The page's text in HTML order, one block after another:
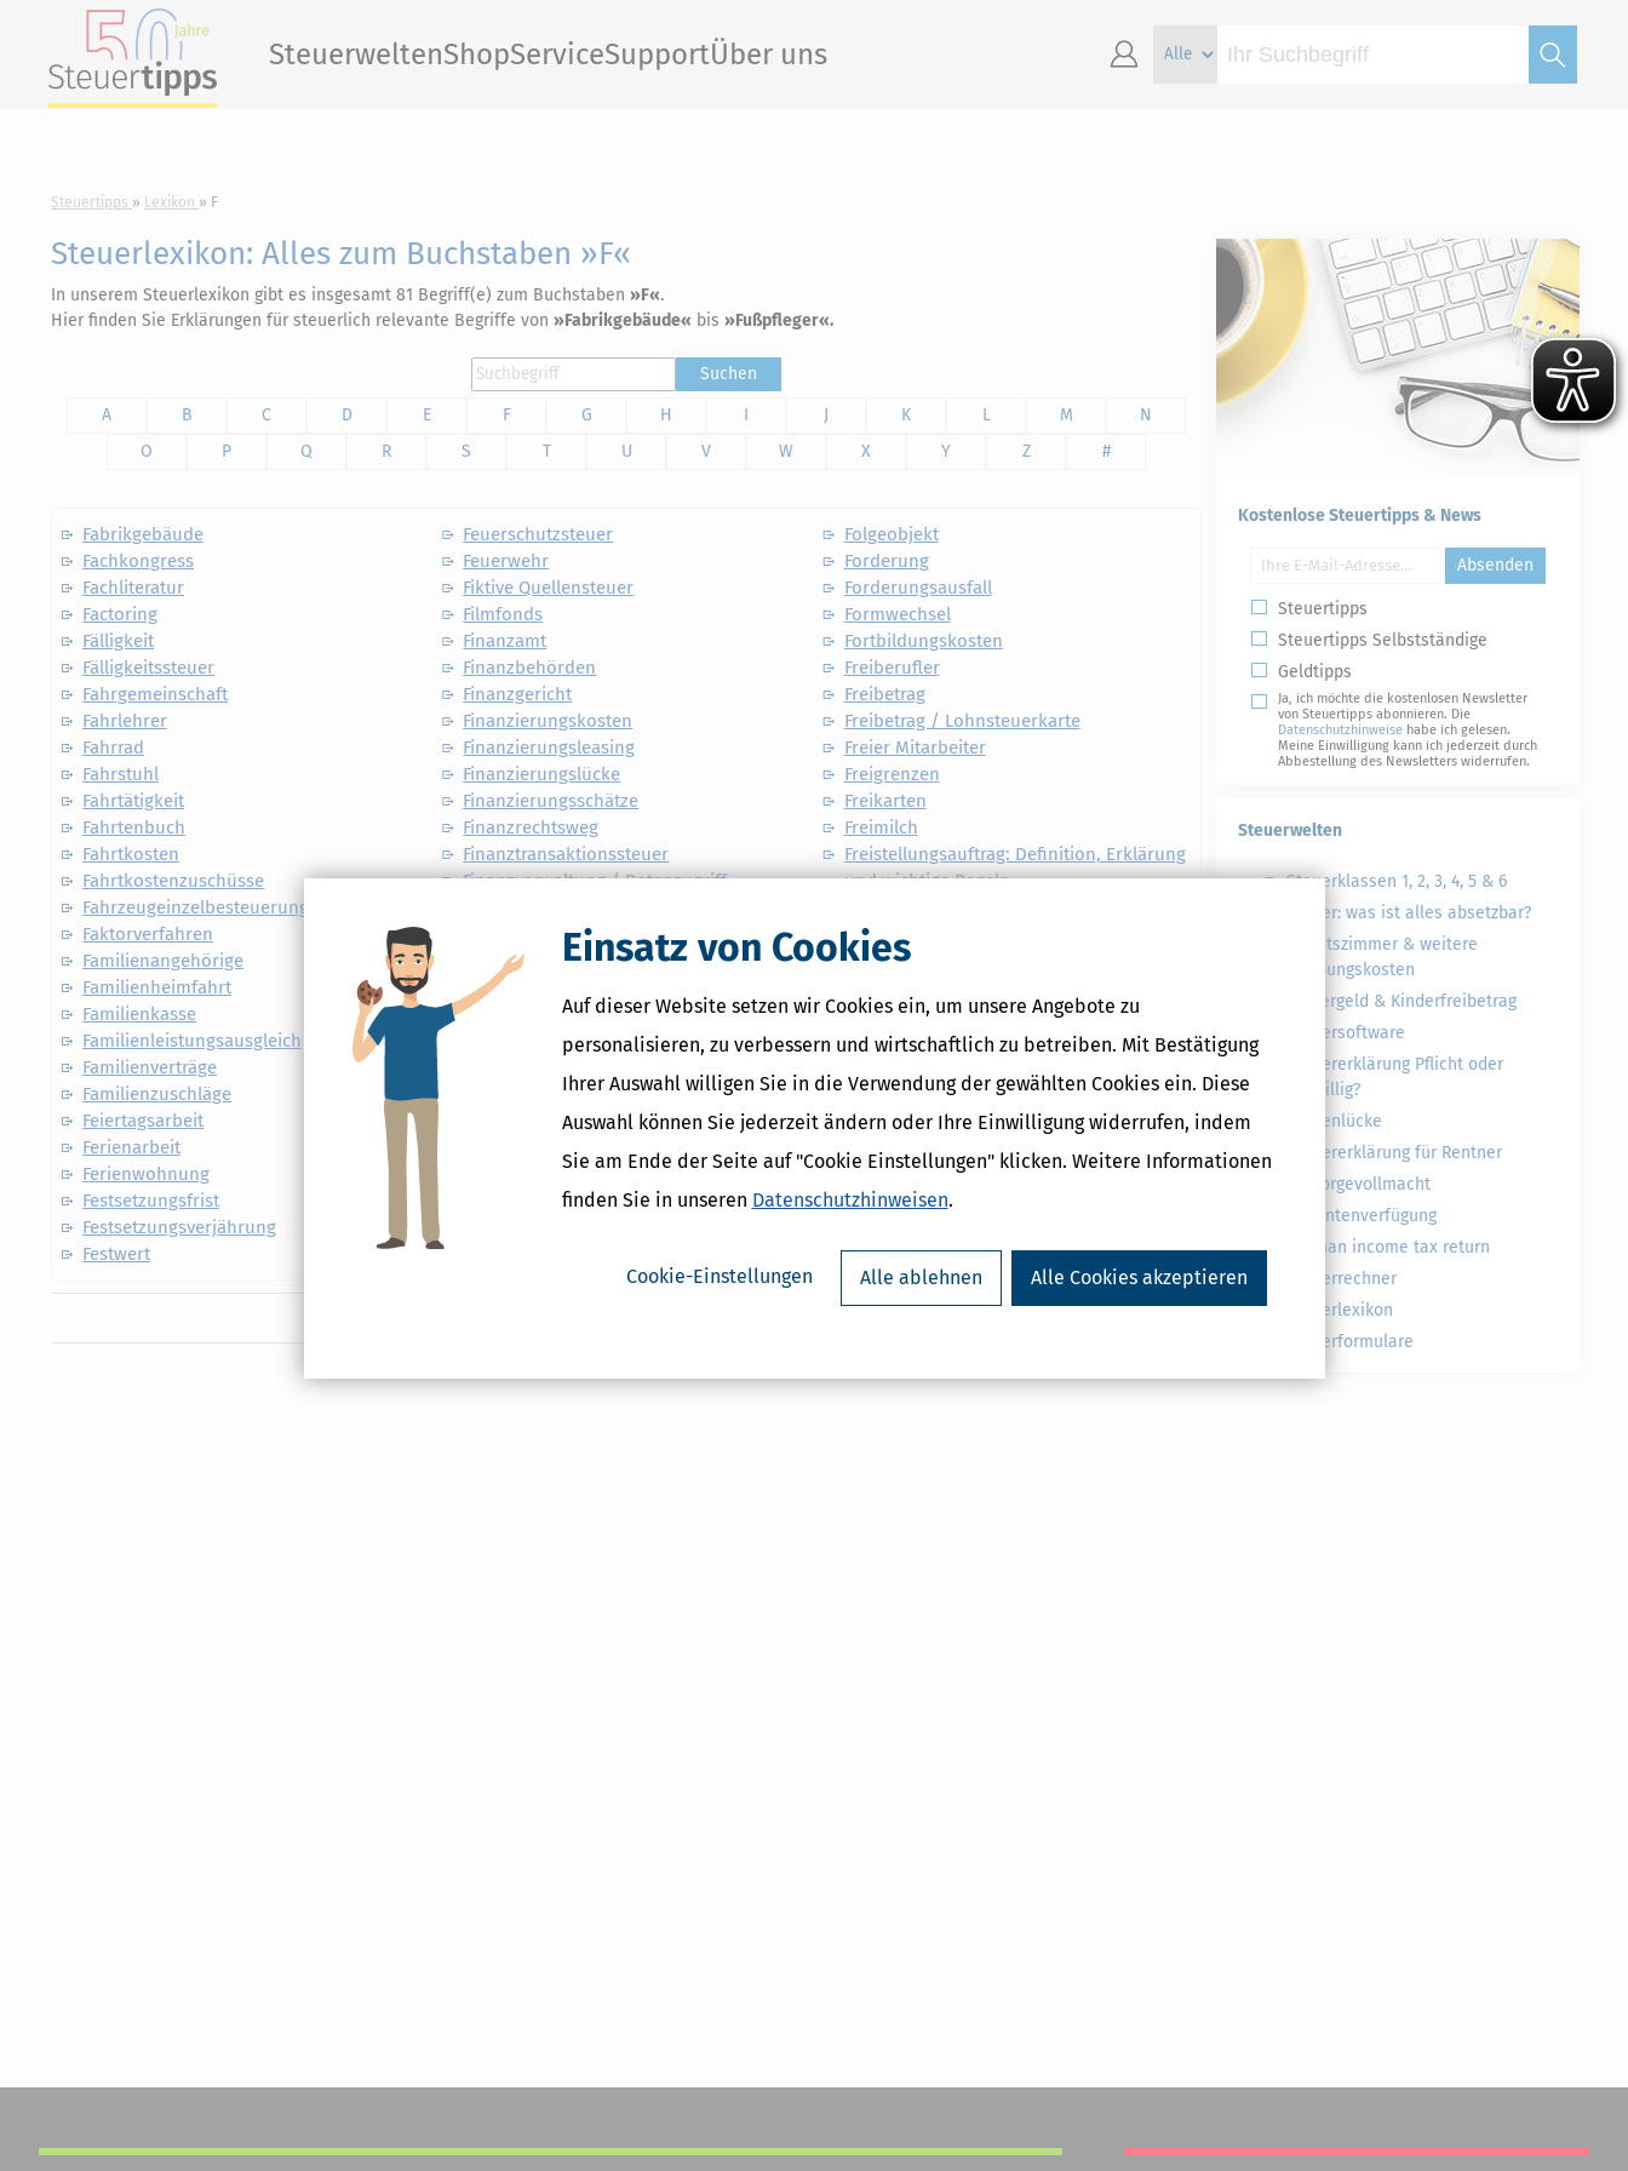
Einsatz von Cookies
Auf dieser Website setzen wir Cookies ein, um unsere Angebote zu
personalisieren, zu verbessern und wirtschaftlich zu betreiben. Mit Bestätigung
Ihrer Auswahl willigen Sie in die Verwendung der gewählten Cookies ein. Diese
Auswahl können Sie jederzeit ändern oder Ihre Einwilligung widerrufen, indem
Sie am Ende der Seite auf "Cookie Einstellungen" klicken. Weitere Informationen
finden Sie in unseren Datenschutzhinweisen.
Cookie-Einstellungen Alle ablehnen Alle Cookies akzeptieren
SteuerweltenShopServiceSupportÜber uns
Steuertipps Lexikon F
Steuerlexikon: Alles zum Buchstaben »F«
In unserem Steuerlexikon gibt es insgesamt 81 Begriff(e) zum Buchstaben »F«.
Hier finden Sie Erklärungen für steuerlich relevante Begriffe von »Fabrikgebäude« bis »Fußpfleger«.
Suchen
A
B C D E F G H I J K L M
N
O
P Q R S T U V W X Y Z #
Fabrikgebäude
Fachkongress
Fachliteratur
Factoring
Fälligkeit
Fälligkeitssteuer
Fahrgemeinschaft
Fahrlehrer
Fahrrad
Fahrstuhl
Fahrtätigkeit
Fahrtenbuch
Fahrtkosten
Fahrtkostenzuschüsse
Fahrzeugeinzelbesteuerung
Faktorverfahren
Familienangehörige
Familienheimfahrt
Familienkasse
Familienleistungsausgleich
Familienverträge
Familienzuschläge
Feiertagsarbeit
Ferienarbeit
Ferienwohnung
Festsetzungsfrist
Festsetzungsverjährung
Festwert
Feuerschutzsteuer
Feuerwehr
Fiktive Quellensteuer
Filmfonds
Finanzamt
Finanzbehörden
Finanzgericht
Finanzierungskosten
Finanzierungsleasing
Finanzierungslücke
Finanzierungsschätze
Finanzrechtsweg
Finanztransaktionssteuer
Finanzverwaltung / Datenzugriff
Firmenwagen
Firmenwert
Fiskalvertreter
Flexi-Rente
Fördergebiet / Baumaßnahmen
Fördergebietsgesetz
Fördergrundbetrag
Förderprogramme der Bundesländer
Förderverein
Folgeobjekt
Forderung
Forderungsausfall
Formwechsel
Fortbildungskosten
Freiberufler
Freibetrag
Freibetrag / Lohnsteuerkarte
Freier Mitarbeiter
Freigrenzen
Freikarten
Freimilch
Freistellungsauftrag: Definition, Erklärung
und wichtige Regeln
Freistellungsbescheinigung
Freitrunk
Freiwillige Rentenversicherung
Freiwillige Zuwendung
Fremdvergleich
Fremdwährungsguthaben
Fristen
Fürsorgepflicht
Fußpfleger
Kostenlose Steuertipps & News
Absenden
Steuertipps
Steuertipps Selbstständige
Geldtipps
Ja, ich möchte die kostenlosen Newsletter
von Steuertipps abonnieren. Die
Datenschutzhinweise habe ich gelesen.
Meine Einwilligung kann ich jederzeit durch
Abbestellung des Newsletters widerrufen.
Steuerwelten
Steuerklassen 1, 2, 3, 4, 5 & 6
Steuer: was ist alles absetzbar?
Arbeitszimmer & weitere
Werbungskosten
Kindergeld & Kinderfreibetrag
Steuersoftware
Steuererklärung Pflicht oder
freiwillig?
Rentenlücke
Steuererklärung für Rentner
Vorsorgevollmacht
Patientenverfügung
German income tax return
Steuerrechner
Steuerlexikon
Steuerformulare